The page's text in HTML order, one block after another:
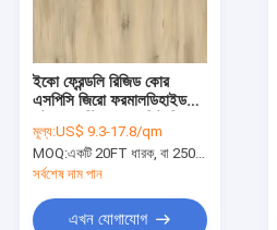
আমাদের সম্পর্কে
কারখানা ভ্রমণ
মান নিয়ন্ত্রণ
খবর
ইকো ফ্রেন্ডলি রিজিড কোর
এসপিসি জিরো ফরমালডিহাইড
পাইন ইউনিলিন ক্লিক করুন
GKBM DM-W40050
মূল্য:US$ 9.3-17.8/qm
MOQ:একটি 20FT ধারক, বা 2500 বর্গ মিটার;
সর্বশেষ দাম পান
এখন যোগাযোগ